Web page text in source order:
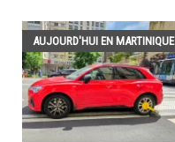
AUJOURD'HUI EN MARTINIQUE